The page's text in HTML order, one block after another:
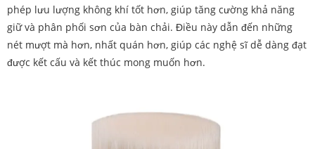
phép lưu lượng không khí tốt hơn, giúp tăng cường khả năng
giữ và phân phối sơn của bàn chải. Điều này dẫn đến những
nét mượt mà hơn, nhất quán hơn, giúp các nghệ sĩ dễ dàng đạt
được kết cấu và kết thúc mong muốn hơn.